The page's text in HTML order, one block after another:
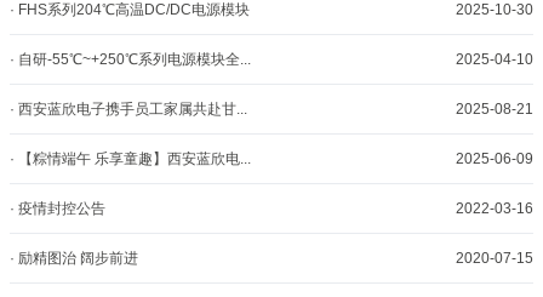
2025-10-30
· FHS系列204℃高温DC/DC电源模块
2025-04-10
· 自研-55℃~+250℃系列电源模块全...
2025-08-21
· 西安蓝欣电子携手员工家属共赴甘...
2025-06-09
· 【粽情端午 乐享童趣】西安蓝欣电...
2022-03-16
· 疫情封控公告
2020-07-15
· 励精图治 阔步前进